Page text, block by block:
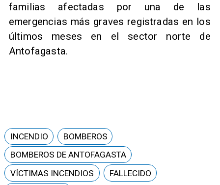
familias afectadas por una de las
emergencias más graves registradas en los
últimos meses en el sector norte de
Antofagasta.
INCENDIO
BOMBEROS
BOMBEROS DE ANTOFAGASTA
VÍCTIMAS INCENDIOS
FALLECIDO